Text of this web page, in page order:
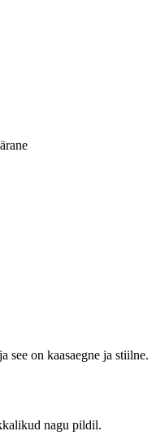
see on kaasaegne ja stiilne.
nagu pildil.